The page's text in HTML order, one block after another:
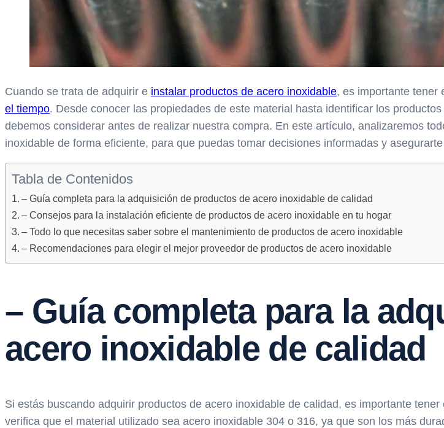
Cuando se trata de adquirir e instalar productos de acero inoxidable, es importante tener
el tiempo. Desde conocer las propiedades de este material hasta identificar los
debemos considerar antes de realizar nuestra compra. En este artículo, analizaremos
inoxidable de forma eficiente, para que puedas tomar decisiones informadas y
Tabla de Contenidos
– Guía completa para la adquisición de productos de acero inoxidable de calidad
– Consejos para la instalación eficiente de productos de acero inoxidable en tu hogar
– Todo lo que necesitas saber sobre el mantenimiento de productos de acero inoxidable
– Recomendaciones para elegir el mejor proveedor de productos de acero inoxidable
– Guía completa para la
acero inoxidable de calidad
Si estás buscando adquirir productos de acero inoxidable de calidad, es importante
verifica que el material utilizado sea acero inoxidable 304 o 316, ya que son los más